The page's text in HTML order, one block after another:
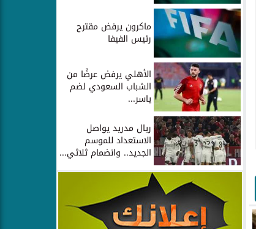
ماكرون يرفض مقترح
رئيس الفيفا
الأهلي يرفض عرضًا من
الشباب السعودي لضم
ياسر...
ريال مدريد يواصل
الاستعداد للموسم
الجديد.. وانضمام ثلاثي...